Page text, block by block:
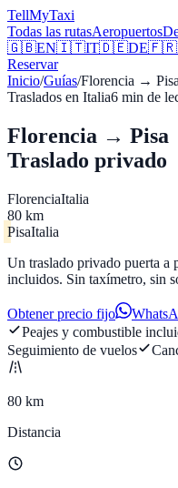
TellMyTaxi
Todas las rutasAeropuertos
🇬🇧EN🇮🇹IT🇩🇪DE🇫🇷
Reservar
Inicio/Guías/Florencia → Pisa
Traslados en Italia6 min de
Florencia → Pisa
Traslado privado
FlorenciaItalia
80 km
PisaItalia
Un traslado privado puerta
incluidos. Sin taxímetro, sin
Obtener precio fijo
Peajes y combustible
Seguimiento de vuelos
80 km
Distancia